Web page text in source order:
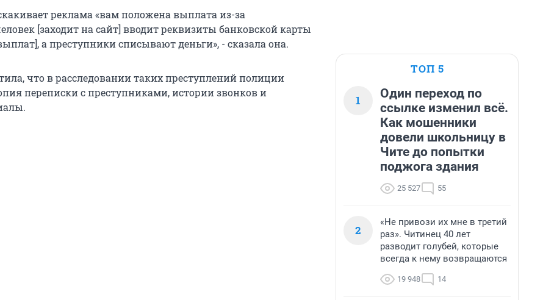
реклама «вам положена выплата из-за
[заходит на сайт] вводит реквизиты банковской карты
а преступники списывают деньги», - сказала она.
что в расследовании таких преступлений полиции
переписки с преступниками, истории звонков и
ТОП 5
1
Один переход по
ссылке изменил всё.
Как мошенники
довели школьницу в
Чите до попытки
поджога здания
25 527 55
2
«Не привози их мне в третий
раз». Читинец 40 лет
разводит голубей, которые
всегда к нему возвращаются
19 948 14